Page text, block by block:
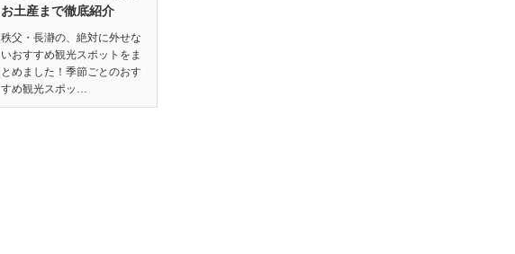
お土産まで徹底紹介
秩父・長瀞の、絶対に外せな
いおすすめ観光スポットをま
とめました！季節ごとのおす
すめ観光スポッ…